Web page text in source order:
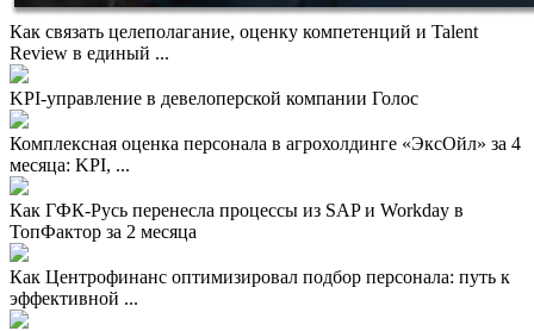
Как связать целеполагание, оценку компетенций и Talent
Review в единый ...
KPI-управление в девелоперской компании Голос
Комплексная оценка персонала в агрохолдинге «ЭксОйл» за 4
месяца: KPI, ...
Как ГФК-Русь перенесла процессы из SAP и Workday в
ТопФактор за 2 месяца
Как Центрофинанс оптимизировал подбор персонала: путь к
эффективной ...